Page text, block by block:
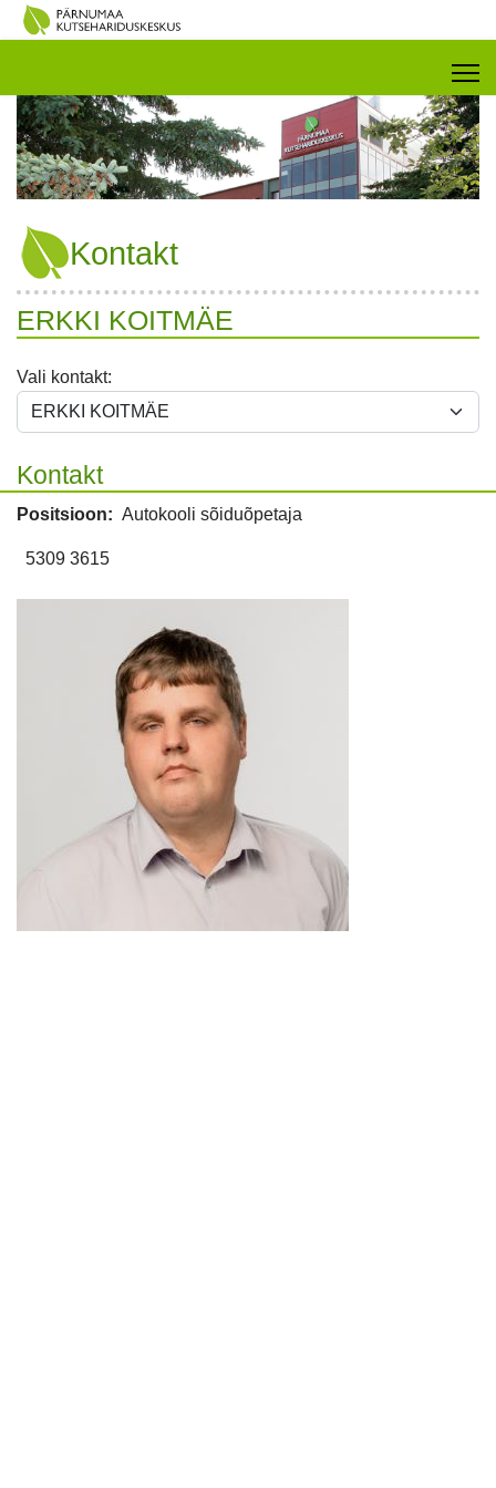
Kontakt
ERKKI KOITMÄE
Vali kontakt:
Kontakt
Positsioon: Autokooli sõiduõpetaja
5309 3615